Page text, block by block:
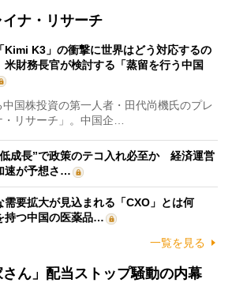
ナ・リサーチ
Kimi K3」の衝撃に世界はどう対応するの
財務長官が検討する「蒸留を行う中国
国株投資の第一人者・田代尚機氏のプレ
リサーチ」。中国企…
成長”で政策のテコ入れ必至か 経済運営
速が予想さ…
需要拡大が見込まれる「CXO」とは何
つ中国の医薬品…
一覧を見る
さん」配当ストップ騒動の内幕